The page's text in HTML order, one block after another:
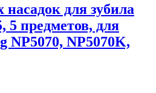
для зубила
5 предметов, для
NP5070, NP5070K,